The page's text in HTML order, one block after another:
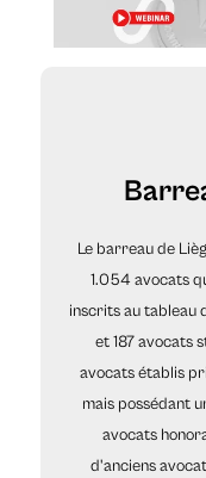
Le barreau de
1.054 avocats
inscrits au tableau
et 187 avocats
avocats établis
mais possédant
avocats
d'anciens